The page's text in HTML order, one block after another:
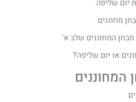
יום שליפה
מחוננים
המחוננים שלב א'
או יום שליפה?
המחוננים